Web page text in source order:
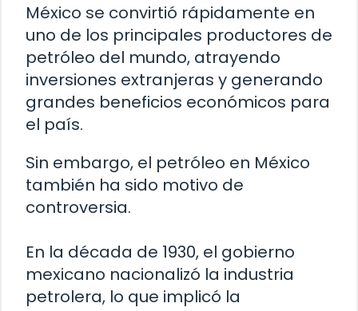
México se convirtió rápidamente en
uno de los principales productores de
petróleo del mundo, atrayendo
inversiones extranjeras y generando
grandes beneficios económicos para
el país.
Sin embargo, el petróleo en México
también ha sido motivo de
controversia.
En la década de 1930, el gobierno
mexicano nacionalizó la industria
petrolera, lo que implicó la